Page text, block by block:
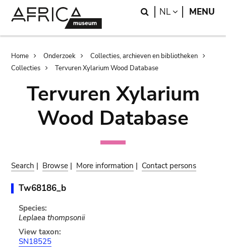
Search
NL LANGUAGE
MENU
Breadcrumb
Home Onderzoek
Collecties, archieven en bibliotheken
Collecties
Tervuren Xylarium Wood Database
Tervuren Xylarium
Wood Database
Search | Browse | More information | Contact persons
Tw68186_b
Species:
Leplaea thompsonii
View taxon:
SN18525